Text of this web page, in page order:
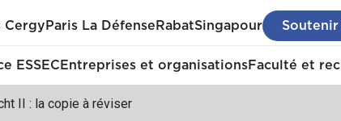
Cergy Paris La Défense RabatSingapour Soutenir
ESSEC Entreprises et organisationsFaculté et
II : la copie à réviser